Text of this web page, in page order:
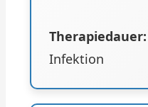
Therapiedauer:
Infektion